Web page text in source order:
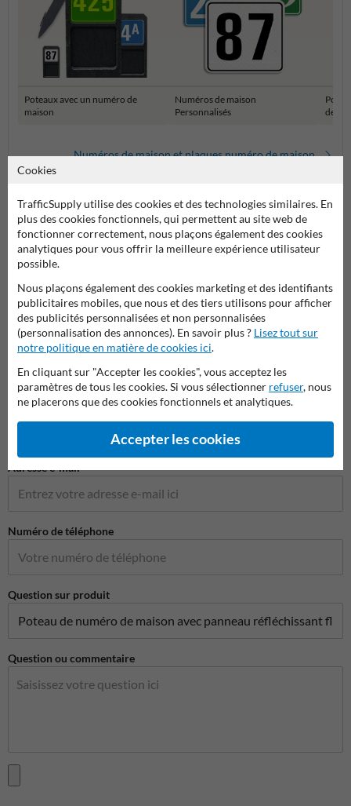
Poteaux avec un numéro de
maison
Numéros de maison
Personnalisés
de
Numéros de maison et plaques numéro de maison
Poser votre question à NumeroMaison.be
Nom*
Nom de l'entreprise
Adresse e-mail*
Numéro de téléphone
Question sur produit
Question ou commentaire
Cookies
TrafficSupply utilise des cookies et des technologies similaires. En
plus des cookies fonctionnels, qui permettent au site web de
fonctionner correctement, nous plaçons également des cookies
analytiques pour vous offrir la meilleure expérience utilisateur
possible.
Nous plaçons également des cookies marketing et des identifiants
publicitaires mobiles, que nous et des tiers utilisons pour afficher
des publicités personnalisées et non personnalisées
(personnalisation des annonces). En savoir plus ? Lisez tout sur
notre politique en matière de cookies ici.
En cliquant sur "Accepter les cookies", vous acceptez les
paramètres de tous les cookies. Si vous sélectionner refuser, nous
ne placerons que des cookies fonctionnels et analytiques.
Accepter les cookies